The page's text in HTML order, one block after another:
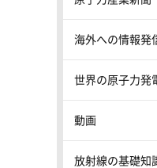
海外への情報発
世界の原子力発
動画
放射線の基礎知